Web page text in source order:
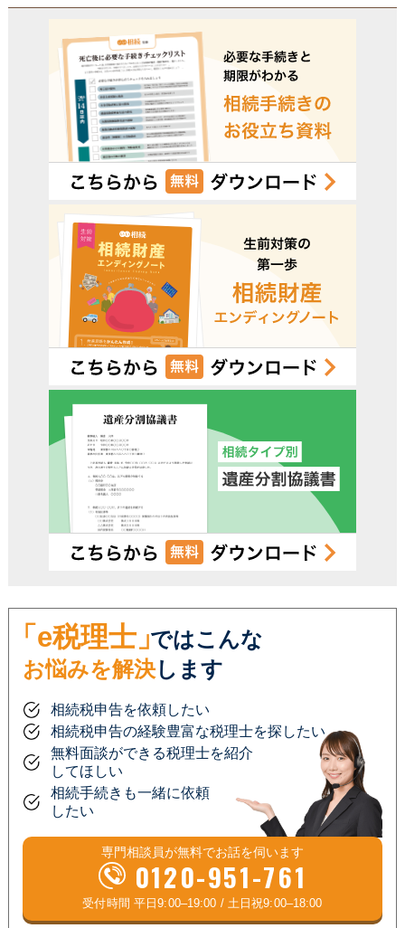
「e税理士」ではこんな
お悩みを解決します
相続税申告を依頼したい
相続税申告の経験豊富な税理士を探したい
無料面談ができる税理士を紹介
してほしい
相続手続きも一緒に依頼
したい
専門相談員が無料でお話を伺います
0120-951-761